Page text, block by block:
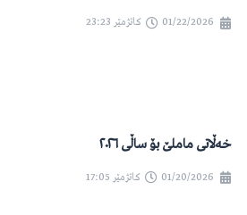
01/22/2026 کاتژمێر 23:23
خەڵاتی ماملێ بۆ ساڵی ٢٠٢٦
01/20/2026 کاتژمێر 17:05